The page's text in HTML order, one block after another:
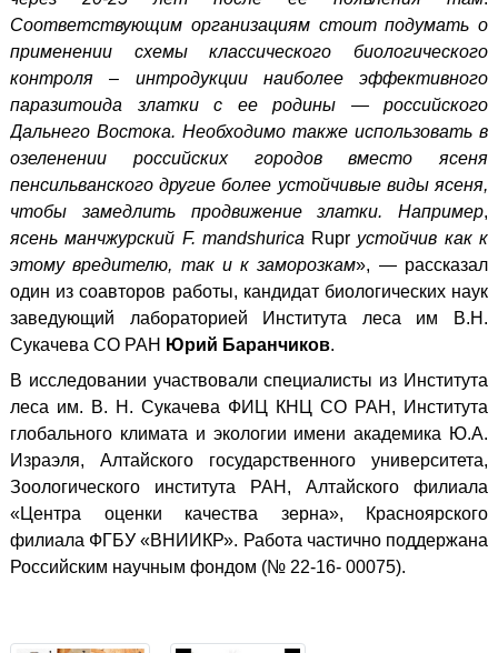
Соответствующим организациям стоит подумать о
применении схемы классического биологического
контроля – интродукции наиболее эффективного
паразитоида златки с ее родины — российского
Дальнего Востока. Необходимо также использовать в
озеленении российских городов вместо ясеня
пенсильванского другие более устойчивые виды ясеня,
чтобы замедлить продвижение златки. Например,
ясень манчжурский F. mandshurica Rupr устойчив как к
этому вредителю, так и к заморозкам», — рассказал
один из соавторов работы, кандидат биологических наук
заведующий лабораторией Института леса им В.Н.
Сукачева СО РАН Юрий Баранчиков.
В исследовании участвовали специалисты из Института
леса им. В. Н. Сукачева ФИЦ КНЦ СО РАН, Института
глобального климата и экологии имени академика Ю.А.
Израэля, Алтайского государственного университета,
Зоологического института РАН, Алтайского филиала
«Центра оценки качества зерна», Красноярского
филиала ФГБУ «ВНИИКР». Работа частично поддержана
Российским научным фондом (№ 22-16- 00075).